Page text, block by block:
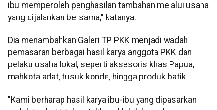
ibu memperoleh penghasilan tambahan melalui usaha
yang dijalankan bersama," katanya.
Dia menambahkan Galeri TP PKK menjadi wadah
pemasaran berbagai hasil karya anggota PKK dan
pelaku usaha lokal, seperti aksesoris khas Papua,
mahkota adat, tusuk konde, hingga produk batik.
"Kami berharap hasil karya ibu-ibu yang dipasarkan